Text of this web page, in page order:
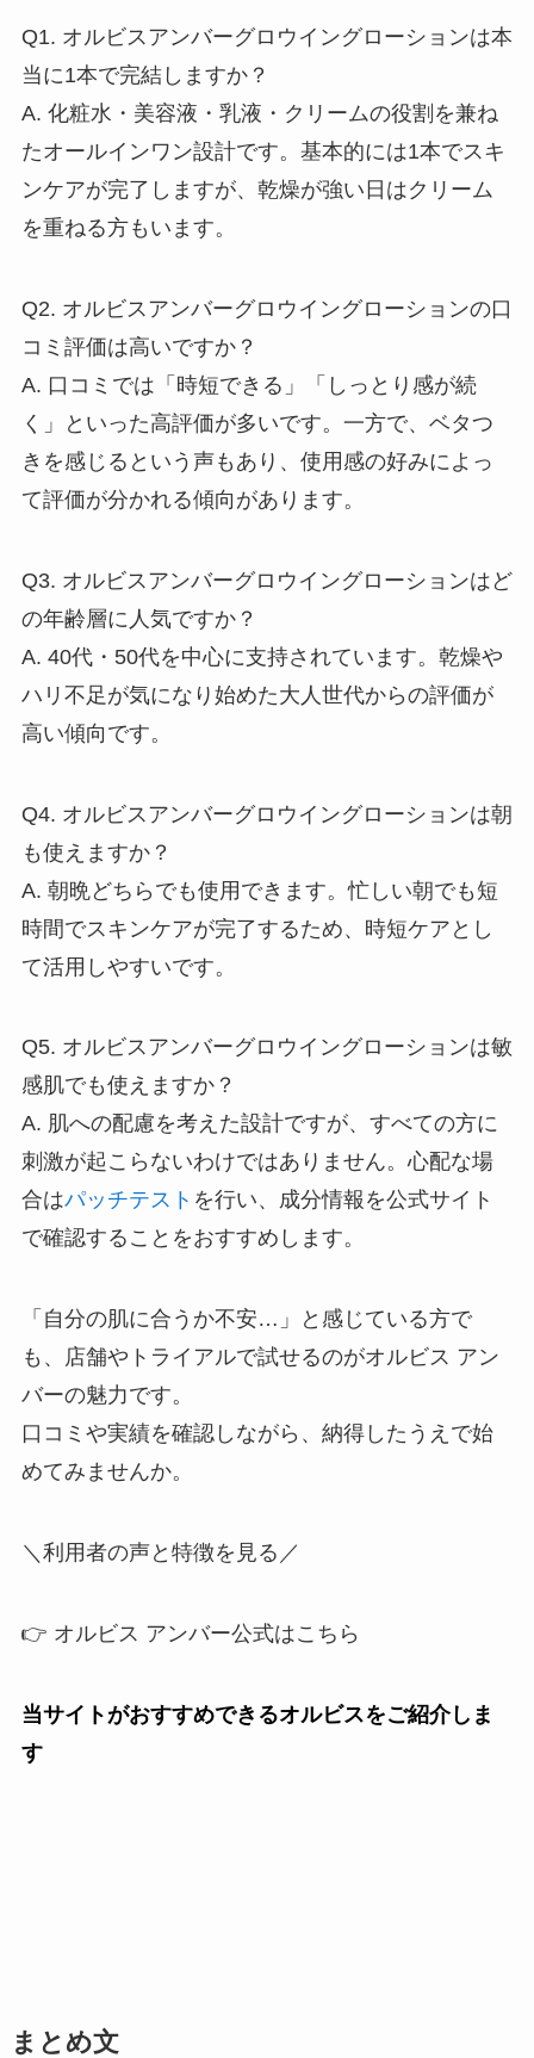
Q1. オルビスアンバーグロウイングローションは本
当に1本で完結しますか？
A. 化粧水・美容液・乳液・クリームの役割を兼ね
たオールインワン設計です。基本的には1本でスキ
ンケアが完了しますが、乾燥が強い日はクリーム
を重ねる方もいます。
Q2. オルビスアンバーグロウイングローションの口
コミ評価は高いですか？
A. 口コミでは「時短できる」「しっとり感が続
く」といった高評価が多いです。一方で、ベタつ
きを感じるという声もあり、使用感の好みによっ
て評価が分かれる傾向があります。
Q3. オルビスアンバーグロウイングローションはど
の年齢層に人気ですか？
A. 40代・50代を中心に支持されています。乾燥や
ハリ不足が気になり始めた大人世代からの評価が
高い傾向です。
Q4. オルビスアンバーグロウイングローションは朝
も使えますか？
A. 朝晩どちらでも使用できます。忙しい朝でも短
時間でスキンケアが完了するため、時短ケアとし
て活用しやすいです。
Q5. オルビスアンバーグロウイングローションは敏
感肌でも使えますか？
A. 肌への配慮を考えた設計ですが、すべての方に
刺激が起こらないわけではありません。心配な場
合はパッチテスト を行い、成分情報を公式サイト
で確認することをおすすめします。
「自分の肌に合うか不安…」と感じている方で
も、店舗やトライアルで試せるのがオルビス アン
バーの魅力です。
口コミや実績を確認しながら、納得したうえで始
めてみませんか。
＼利用者の声と特徴を見る／
👉 オルビス アンバー公式はこちら
当サイトがおすすめできるオルビスをご紹介しま
す
まとめ文